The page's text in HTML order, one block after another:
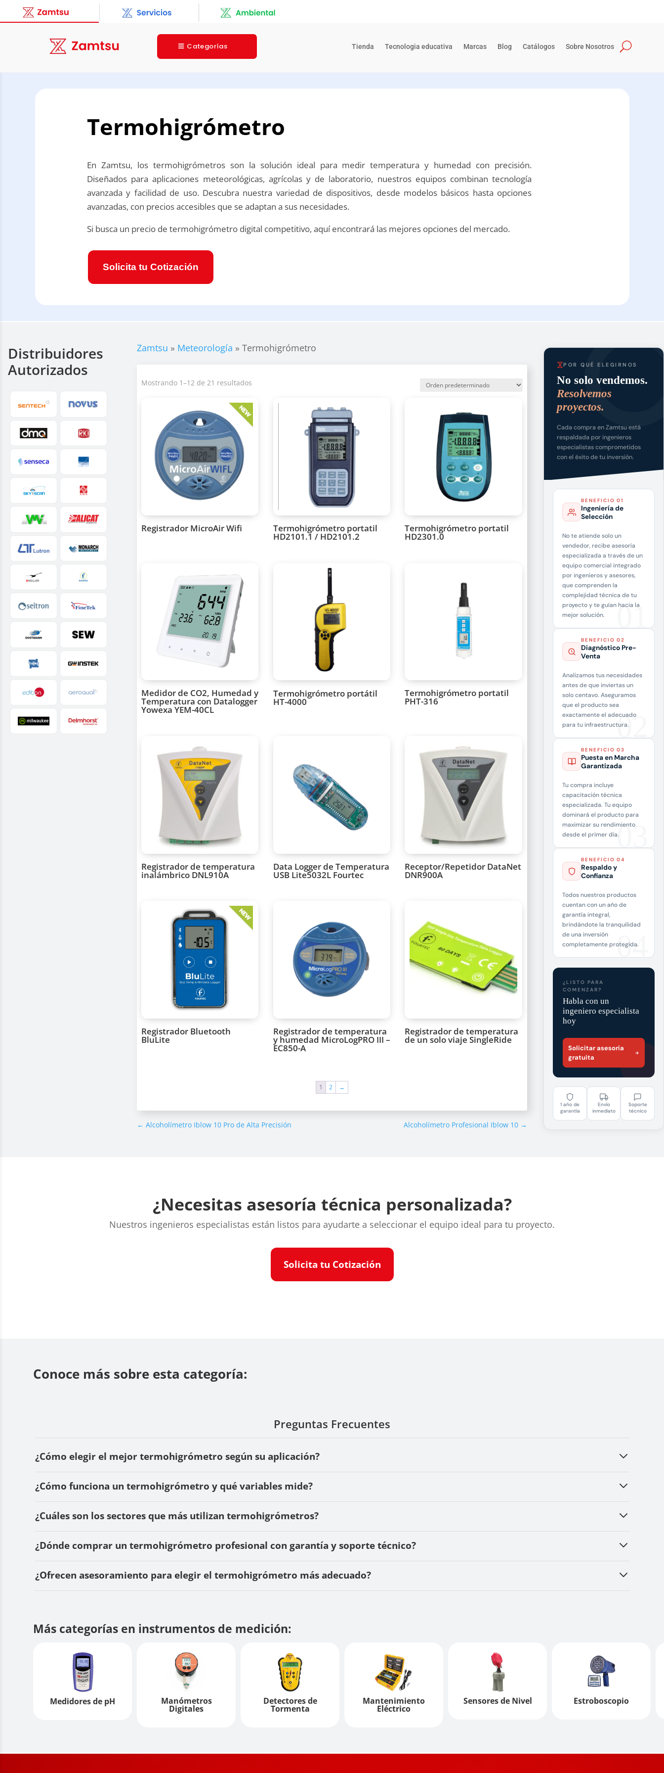
Categorías Tienda Tecnologia educativa Marcas Blog Catálogos Sobre Nosotros
Termohigrómetro
En Zamtsu, los termohigrómetros son la solución ideal para medir temperatura y humedad con precisión.
Diseñados para aplicaciones meteorológicas, agrícolas y de laboratorio, nuestros equipos combinan tecnología
avanzada y facilidad de uso. Descubra nuestra variedad de dispositivos, desde modelos básicos hasta opciones
avanzadas, con precios accesibles que se adaptan a sus necesidades.
Si busca un precio de termohigrómetro digital competitivo, aquí encontrará las mejores opciones del mercado.
Solicita tu Cotización
Distribuidores
Autorizados
Zamtsu » Meteorología » Termohigrómetro
Mostrando 1–12 de 21 resultados
Registrador MicroAir Wifi Termohigrómetro portatil
HD2101.1 / HD2101.2
Termohigrómetro portatil
HD2301.0
Medidor de CO2, Humedad y
Temperatura con Datalogger
Yowexa YEM-40CL
Termohigrómetro portátil
HT-4000
Termohigrómetro portatil
PHT-316
Registrador de temperatura
inalámbrico DNL910A
Data Logger de Temperatura
USB Lite5032L Fourtec
Receptor/Repetidor DataNet
DNR900A
Registrador Bluetooth
BluLite
Registrador de temperatura
y humedad MicroLogPRO III –
EC850-A
Registrador de temperatura
de un solo viaje SingleRide
1 2 →
← Alcoholímetro Iblow 10 Pro de Alta Precisión Alcoholímetro Profesional Iblow 10 →
POR QUÉ ELEGIRNOS
No solo vendemos.
Resolvemos
proyectos.
Cada compra en Zamtsu está
respaldada por ingenieros
especialistas comprometidos
con el éxito de tu inversión.
BENEFICIO 01
Ingeniería de
Selección
No te atiende solo un
vendedor, recibe asesoría
especializada a través de un
equipo comercial integrado
por ingenieros y asesores,
que comprenden la
complejidad técnica de tu
proyecto y te guían hacia la
mejor solución.
BENEFICIO 02
Diagnóstico Pre-
Venta
Analizamos tus necesidades
antes de que inviertas un
solo centavo. Aseguramos
que el producto sea
exactamente el adecuado
para tu infraestructura.
BENEFICIO 03
Puesta en Marcha
Garantizada
Tu compra incluye
capacitación técnica
especializada. Tu equipo
dominará el producto para
maximizar su rendimiento
desde el primer día.
BENEFICIO 04
Respaldo y
Confianza
Todos nuestros productos
cuentan con un año de
garantía integral,
brindándote la tranquilidad
de una inversión
completamente protegida.
¿LISTO PARA
COMENZAR?
Habla con un
ingeniero especialista
hoy
Solicitar asesoría
gratuita
1 año de
garantía
Envío
inmediato
Soporte
técnico
¿Necesitas asesoría técnica personalizada?
Nuestros ingenieros especialistas están listos para ayudarte a seleccionar el equipo ideal para tu proyecto.
Solicita tu Cotización
Conoce más sobre esta categoría:
Preguntas Frecuentes
¿Cómo elegir el mejor termohigrómetro según su aplicación?
¿Cómo funciona un termohigrómetro y qué variables mide?
¿Cuáles son los sectores que más utilizan termohigrómetros?
¿Dónde comprar un termohigrómetro profesional con garantía y soporte técnico?
¿Ofrecen asesoramiento para elegir el termohigrómetro más adecuado?
Más categorías en instrumentos de medición:
Medidores de pH Manómetros
Digitales
Detectores de
Tormenta
Mantenimiento
Eléctrico
Sensores de Nivel Estroboscopio